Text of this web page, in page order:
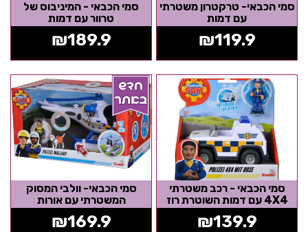
סמי הכבאי- טרקטרון משטרתי
עם דמות
₪119.9
סמי הכבאי - המיניבוס של
טרוור עם דמות
₪189.9
סמי הכבאי - רכב משטרתי
4X4 עם דמות השוטרת רוז
₪139.9
סמי הכבאי- וולבי המסוק
המשטרתי עם אורות
וצלילים+דמויות
₪169.9